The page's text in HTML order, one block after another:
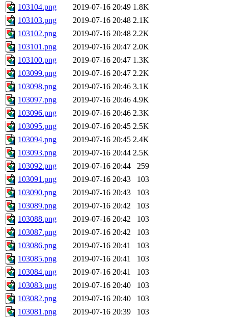
103104.png
2019-07-16 20:49 1.8K
103103.png
2019-07-16 20:48 2.1K
103102.png
2019-07-16 20:48 2.2K
103101.png
2019-07-16 20:47 2.0K
103100.png
2019-07-16 20:47 1.3K
103099.png
2019-07-16 20:47 2.2K
103098.png
2019-07-16 20:46 3.1K
103097.png
2019-07-16 20:46 4.9K
103096.png
2019-07-16 20:46 2.3K
103095.png
2019-07-16 20:45 2.5K
103094.png
2019-07-16 20:45 2.4K
103093.png
2019-07-16 20:44 2.5K
103092.png
2019-07-16 20:44
259
103091.png
2019-07-16 20:43
103
103090.png
2019-07-16 20:43
103
103089.png
2019-07-16 20:42
103
103088.png
2019-07-16 20:42
103
103087.png
2019-07-16 20:42
103
103086.png
2019-07-16 20:41
103
103085.png
2019-07-16 20:41
103
103084.png
2019-07-16 20:41
103
103083.png
2019-07-16 20:40
103
103082.png
2019-07-16 20:40
103
103081.png
2019-07-16 20:39
103